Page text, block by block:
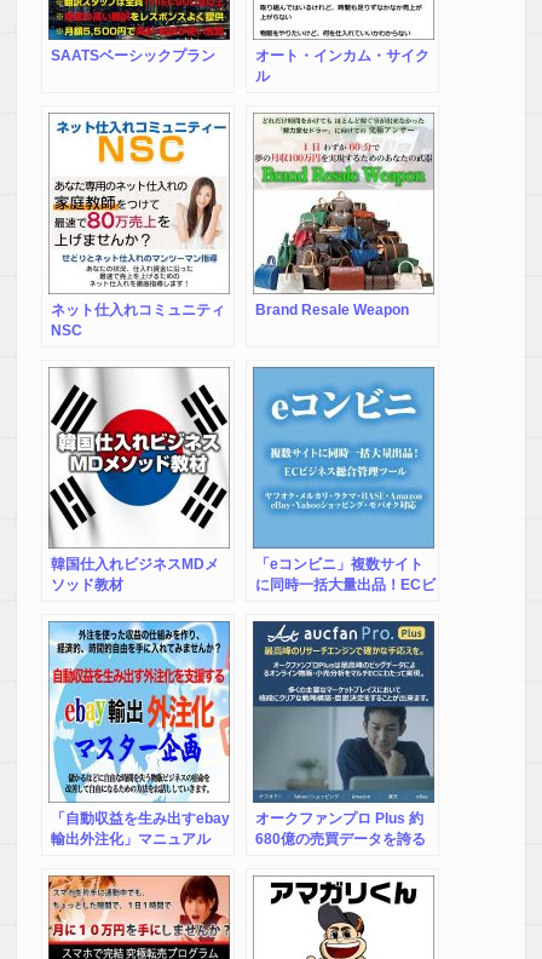
SAATSベーシックプラン
オート・インカム・サイク
ル
ネット仕入れコミュニティ
NSC
Brand Resale Weapon
韓国仕入れビジネスMDメ
ソッド教材
「eコンビニ」複数サイト
に同時一括大量出品！ECビ
フオク・メルカリ・ラク
マ・BASE・Amazon・
eBay・Yahooショッピン
グ・モバオク対応】※ヘビ
ープラン(3000件)
「自動収益を生み出すebay
輸出外注化」マニュアル
オークファンプロ Plus 約
680億の売買データを誇る